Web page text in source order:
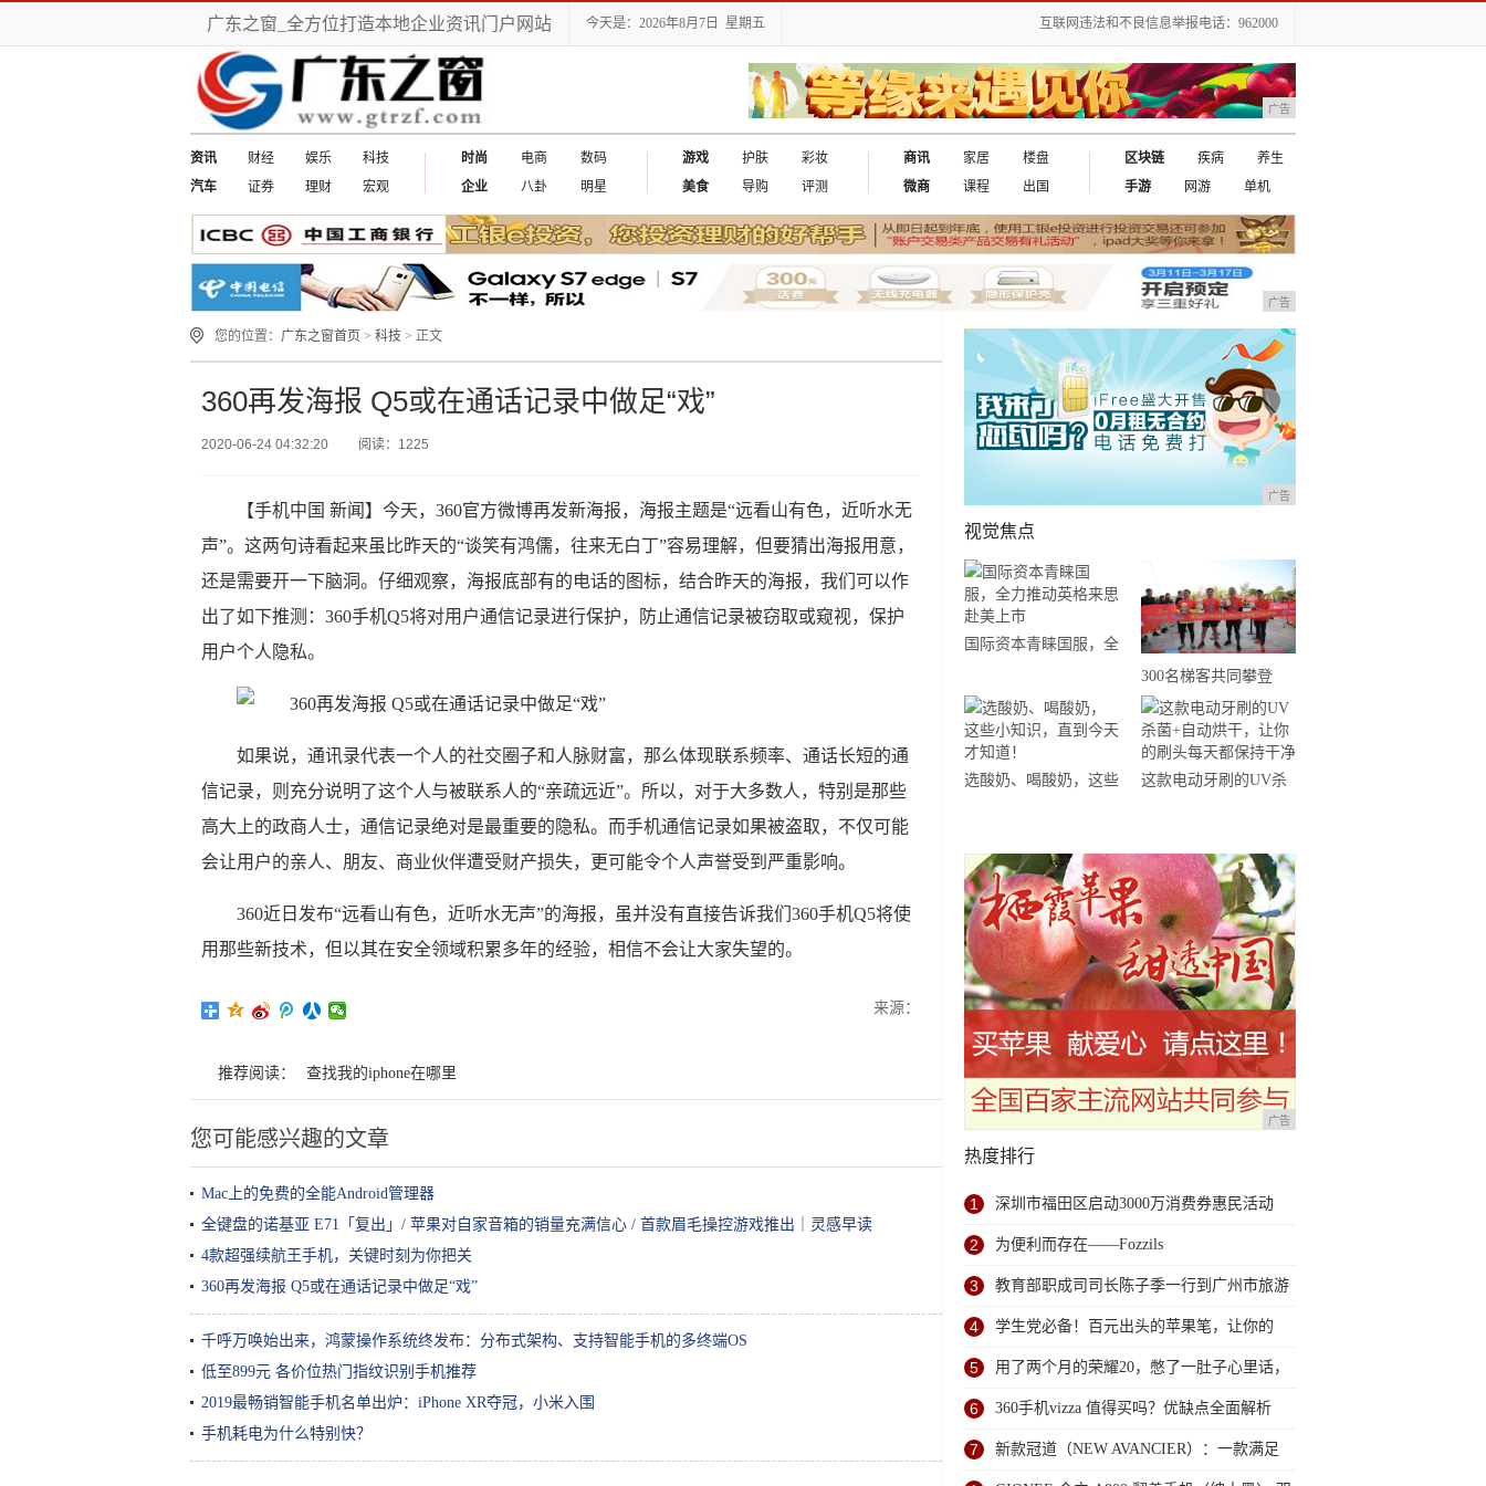
广东之窗_全方位打造本地企业资讯门户网站 今天是：2026年8月7日 星期五 互联网违法和不良信息举报电话：962000
广告
资讯 财经 娱乐
科技
汽车
证券 理财 宏观
时尚 电商
数码
企业
八卦 明星
游戏 护肤
彩妆
美食
导购 评测
商讯 家居
楼盘
微商
课程 出国
区块链 疾病
养生
手游
网游 单机
广告
您的位置： 广东之窗首页 > 科技 > 正文
360再发海报 Q5或在通话记录中做足“戏”
2020-06-24 04:32:20 阅读：1225
【手机中国 新闻】今天，360官方微博再发新海报，海报主题是“远看山有色，近听水无
声”。这两句诗看起来虽比昨天的“谈笑有鸿儒，往来无白丁”容易理解，但要猜出海报用意，
还是需要开一下脑洞。仔细观察，海报底部有的电话的图标，结合昨天的海报，我们可以作
出了如下推测：360手机Q5将对用户通信记录进行保护，防止通信记录被窃取或窥视，保护
用户个人隐私。
如果说，通讯录代表一个人的社交圈子和人脉财富，那么体现联系频率、通话长短的通
信记录，则充分说明了这个人与被联系人的“亲疏远近”。所以，对于大多数人，特别是那些
高大上的政商人士，通信记录绝对是最重要的隐私。而手机通信记录如果被盗取，不仅可能
会让用户的亲人、朋友、商业伙伴遭受财产损失，更可能令个人声誉受到严重影响。
360近日发布“远看山有色，近听水无声”的海报，虽并没有直接告诉我们360手机Q5将使
用那些新技术，但以其在安全领域积累多年的经验，相信不会让大家失望的。
来源：
推荐阅读： 查找我的iphone在哪里
您可能感兴趣的文章
Mac上的免费的全能Android管理器
全键盘的诺基亚 E71「复出」/ 苹果对自家音箱的销量充满信心 / 首款眉毛操控游戏推出｜灵感早读
4款超强续航王手机，关键时刻为你把关
360再发海报 Q5或在通话记录中做足“戏”
千呼万唤始出来，鸿蒙操作系统终发布：分布式架构、支持智能手机的多终端OS
低至899元 各价位热门指纹识别手机推荐
2019最畅销智能手机名单出炉：iPhone XR夺冠，小米入围
手机耗电为什么特别快？
广告
视觉焦点
国际资本青睐国服，全
市
300名梯客共同攀登
2019国际垂直马拉松超
级精英赛顺德海骏达中
心站欢乐开跑
选酸奶、喝酸奶，这些
这款电动牙刷的UV杀
广告
热度排行
1 深圳市福田区启动3000万消费券惠民活动
2 为便利而存在——Fozzils
3 教育部职成司司长陈子季一行到广州市旅游
商务职业学校考察调研
4 学生党必备！百元出头的苹果笔，让你的
iPad成为学习神器
5 用了两个月的荣耀20，憋了一肚子心里话，
今天终于一吐为快
6 360手机vizza 值得买吗？优缺点全面解析
7 新款冠道（NEW AVANCIER）：一款满足